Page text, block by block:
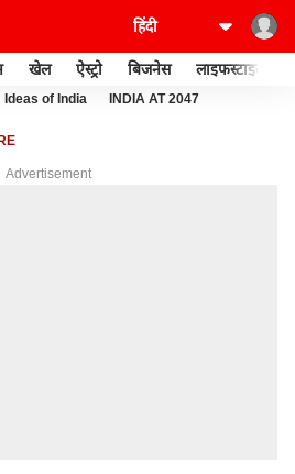
खेल ऐस्ट्रो बिजनेस लाइफस्टाइल
Ideas of India INDIA AT 2047
Advertisement